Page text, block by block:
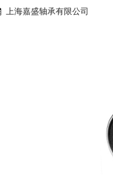
上海嘉盛轴承有限公司